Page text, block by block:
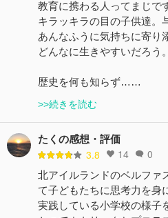
教育に携わる人ってまじで
キラッキラの目の子供達。
あんなふうに気持ちに寄り
どんなに生きやすいだろ
歴史を何も知らず……
>>続きを読む
たくの感想・評価
3.8 14 0
北アイルランドのベルファ
て子どもたちに思考力を身
実践している小学校の様子